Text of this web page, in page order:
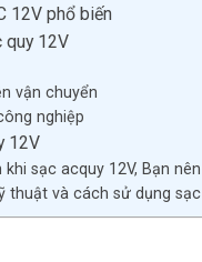
12V phổ biến
quy 12V
vận chuyển
nghiệp
12V
sạc acquy 12V, Bạn nên
thuật và cách sử dụng